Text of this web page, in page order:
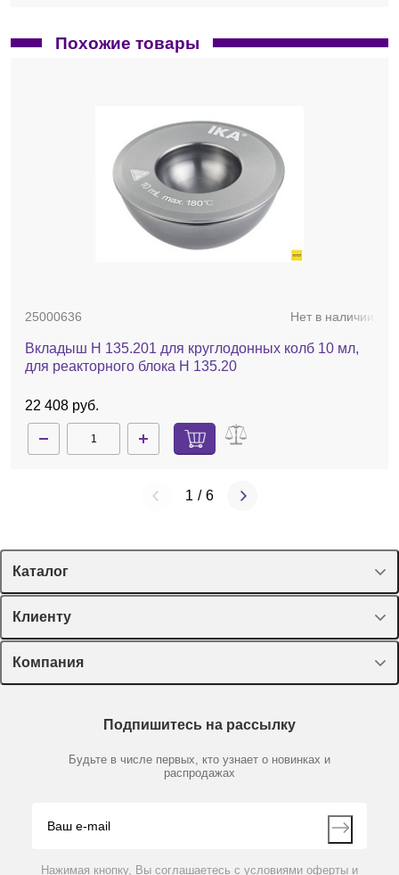
Похожие товары
25000636 Нет в наличии
Вкладыш H 135.201 для круглодонных колб 10 мл,
для реакторного блока H 135.20
22 408 руб.
1 / 6
Каталог
Спецпредложения
Оборудование, приборы
Пластик, стекло, принадлежности
Химические реактивы, препараты, наборы
Производители
Клиенту
Лекторий Диаэм
Доставка и оплата
Мобильное приложение
Компания
Партнеры
Контакты
Подпишитесь на рассылку
Будьте в числе первых, кто узнает о новинках и
распродажах
Нажимая кнопку, Вы соглашаетесь с условиями оферты и